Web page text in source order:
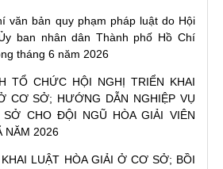
văn bản quy phạm pháp luật do Hội
ban nhân dân Thành phố Hồ Chí
tháng 6 năm 2026
TỔ CHỨC HỘI NGHỊ TRIỂN KHAI
CƠ SỞ; HƯỚNG DẪN NGHIỆP VỤ
CHO ĐỘI NGŨ HÒA GIẢI VIÊN
NĂM 2026
LUẬT HÒA GIẢI Ở CƠ SỞ; BỒI